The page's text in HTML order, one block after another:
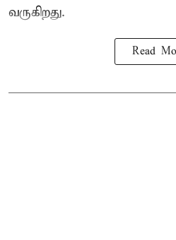
வருகிறது.
Read